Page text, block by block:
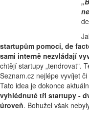
startupům pomoci, de
sami interně nezvládají
chtějí startupy „tendrovat".
Seznam.cz nejlépe vyvíjet
Tato idea je dokonce
vyhlédnuté tři startupy -
úroveň. Bohužel však